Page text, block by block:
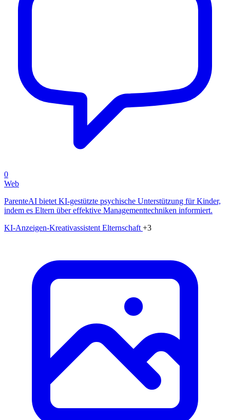
0
Web
ParenteAI bietet KI-gestützte psychische Unterstützung für Kinder,
indem es Eltern über effektive Managementtechniken informiert.
KI-Anzeigen-Kreativassistent Elternschaft +3